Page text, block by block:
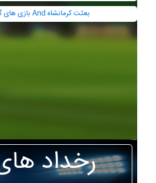
بازی های گذشته پاس گيلان And بعثت کرمانشاه
رخداد